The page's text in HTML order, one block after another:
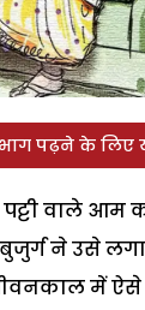
पढ़ने के लिए
वाले आम
ने उसे
में